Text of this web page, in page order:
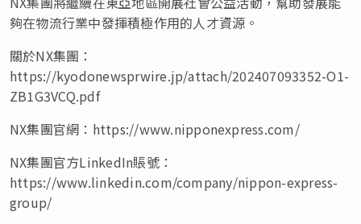
夠在物流行業中發揮積極作用的人才資源。
關於NX集團：
https://kyodonewsprwire.jp/attach/202407093352-O1-
ZB1G3VCQ.pdf
NX集團官網：https://www.nipponexpress.com/
NX集團官方LinkedIn賬號：
https://www.linkedin.com/company/nippon-express-
group/